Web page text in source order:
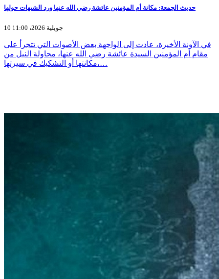
حديث الجمعة: مكانة أم المؤمنين عائشة رضي الله عنها ورد الشبهات حولها
10 جويلية 2026، 11:00
في الآونة الأخيرة، عادت إلى الواجهة بعض الأصوات التي تتجرأ على
مقام أم المؤمنين السيدة عائشة رضي الله عنها، محاولة النيل من
مكانتها أو التشكيك في سيرتها،…